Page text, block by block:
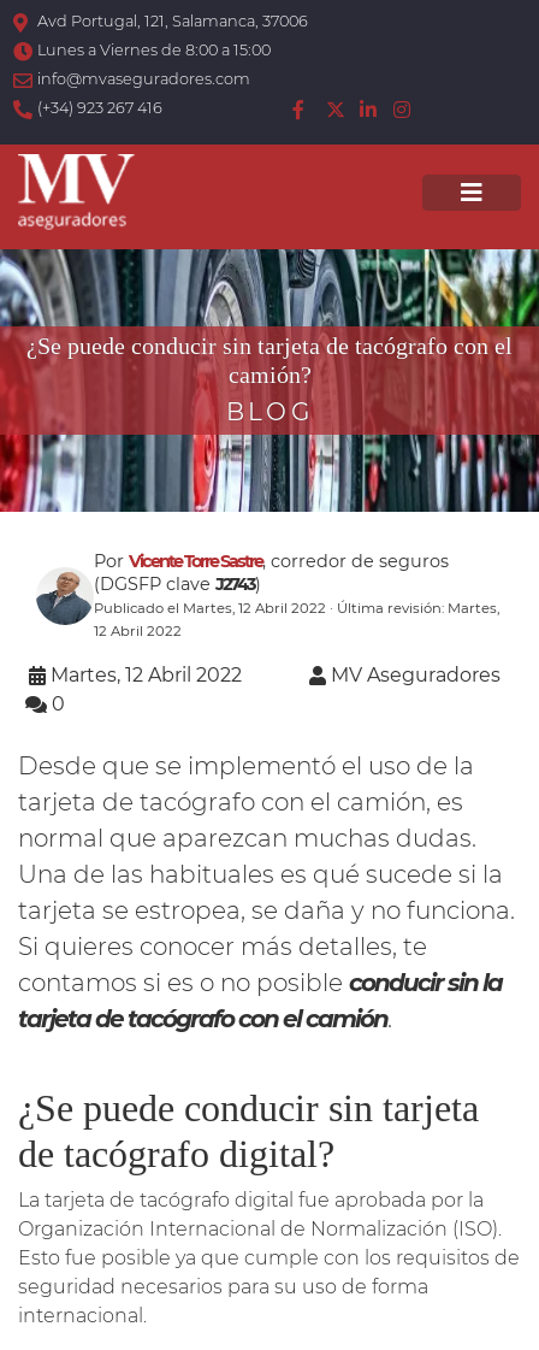
Avd Portugal, 121, Salamanca, 37006
Lunes a Viernes de 8:00 a 15:00
info@mvaseguradores.com
(+34) 923 267 416
¿Se puede conducir sin tarjeta de tacógrafo con el
camión?
BLOG
Por Vicente Torre Sastre, corredor de seguros
(DGSFP clave J2743)
Publicado el Martes, 12 Abril 2022 · Última revisión: Martes,
12 Abril 2022
Martes, 12 Abril 2022
MV Aseguradores
0
Desde que se implementó el uso de la
tarjeta de tacógrafo con el camión, es
normal que aparezcan muchas dudas.
Una de las habituales es qué sucede si la
tarjeta se estropea, se daña y no funciona.
Si quieres conocer más detalles, te
contamos si es o no posible conducir sin la
tarjeta de tacógrafo con el camión.
¿Se puede conducir sin tarjeta
de tacógrafo digital?
La tarjeta de tacógrafo digital fue aprobada por la
Organización Internacional de Normalización (ISO).
Esto fue posible ya que cumple con los requisitos de
seguridad necesarios para su uso de forma
internacional.